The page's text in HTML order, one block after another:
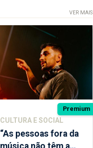
VER MAIS
Premium
CULTURA E SOCIAL
“As pessoas fora da
música não têm a